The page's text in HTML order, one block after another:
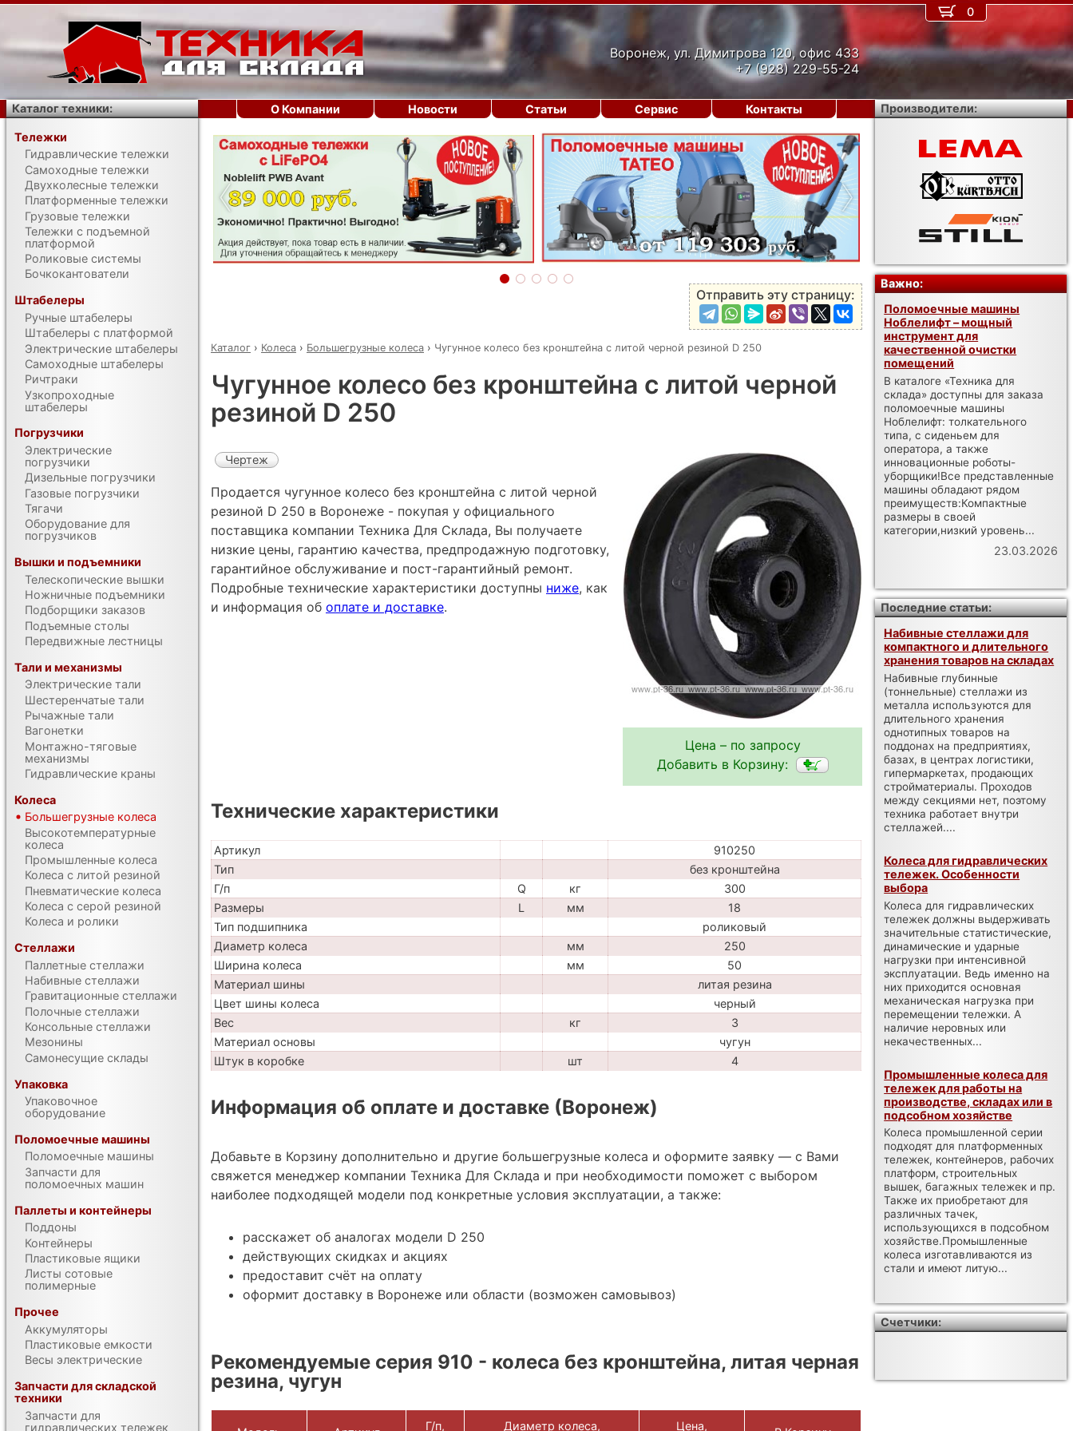
Воронеж, ул. Димитрова 120, офис 433
+7 (928) 229-55-24
‹ ›
Отправить эту страницу:
Каталог › Колеса › Большегрузные колеса › Чугунное колесо без кронштейна с литой черной резиной D 250
Чугунное колесо без кронштейна с литой черной
резиной D 250
Цена – по запросу
Добавить в Корзину:
Чертеж
Продается чугунное колесо без кронштейна с литой черной
резиной D 250 в Воронеже - покупая у официального
поставщика компании Техника Для Склада, Вы получаете
низкие цены, гарантию качества, предпродажную подготовку,
гарантийное обслуживание и пост-гарантийный ремонт.
Подробные технические характеристики доступны ниже, как
и информация об оплате и доставке.
Технические характеристики
Артикул
910250
Тип
без кронштейна
Г/п
Q кг
300
Размеры
L мм
18
Тип подшипника
роликовый
Диаметр колеса
мм
250
Ширина колеса
мм
50
Материал шины
литая резина
Цвет шины колеса
черный
Вес
кг
3
Материал основы
чугун
Штук в коробке
шт 4
Информация об оплате и доставке (Воронеж)
Добавьте в Корзину дополнительно и другие большегрузные колеса и оформите заявку — с Вами
свяжется менеджер компании Техника Для Склада и при необходимости поможет с выбором
наиболее подходящей модели под конкретные условия эксплуатации, а также:
расскажет об аналогах модели D 250
действующих скидках и акциях
предоставит счёт на оплату
оформит доставку в Воронеже или области (возможен самовывоз)
Рекомендуемые серия 910 - колеса без кронштейна, литая черная
резина, чугун
Г/п, Диаметр колеса, Цена,
0
О Компании Новости Статьи Сервис Контакты
Каталог техники:
Тележки
Гидравлические тележки
Самоходные тележки
Двухколесные тележки
Платформенные тележки
Грузовые тележки
Тележки с подъемной
платформой
Роликовые системы
Бочкокантователи
Штабелеры
Ручные штабелеры
Штабелеры с платформой
Электрические штабелеры
Самоходные штабелеры
Ричтраки
Узкопроходные
штабелеры
Погрузчики
Электрические
погрузчики
Дизельные погрузчики
Газовые погрузчики
Тягачи
Оборудование для
погрузчиков
Вышки и подъемники
Телескопические вышки
Ножничные подъемники
Подборщики заказов
Подъемные столы
Передвижные лестницы
Тали и механизмы
Электрические тали
Шестеренчатые тали
Рычажные тали
Вагонетки
Монтажно-тяговые
механизмы
Гидравлические краны
Колеса
Большегрузные колеса
Высокотемпературные
колеса
Промышленные колеса
Колеса с литой резиной
Пневматические колеса
Колеса с серой резиной
Колеса и ролики
Стеллажи
Паллетные стеллажи
Набивные стеллажи
Гравитационные стеллажи
Полочные стеллажи
Консольные стеллажи
Мезонины
Самонесущие склады
Упаковка
Упаковочное
оборудование
Поломоечные машины
Поломоечные машины
Запчасти для
поломоечных машин
Паллеты и контейнеры
Поддоны
Контейнеры
Пластиковые ящики
Листы сотовые
полимерные
Прочее
Аккумуляторы
Пластиковые емкости
Весы электрические
Запчасти для складской
техники
Запчасти для
гидравлических тележек
Производители:
Важно:
Поломоечные машины
Ноблелифт – мощный
инструмент для
качественной очистки
помещений
В каталоге «Техника для
склада» доступны для заказа
поломоечные машины
Ноблелифт: толкательного
типа, с сиденьем для
оператора, а также
инновационные роботы-
уборщики!Все представленные
машины обладают рядом
преимуществ:Компактные
размеры в своей
категории,низкий уровень...
23.03.2026
Последние статьи:
Набивные стеллажи для
компактного и длительного
хранения товаров на складах
Набивные глубинные
(тоннельные) стеллажи из
металла используются для
длительного хранения
однотипных товаров на
поддонах на предприятиях,
базах, в центрах логистики,
гипермаркетах, продающих
стройматериалы. Проходов
между секциями нет, поэтому
техника работает внутри
стеллажей....
Колеса для гидравлических
тележек. Особенности
выбора
Колеса для гидравлических
тележек должны выдерживать
значительные статистические,
динамические и ударные
нагрузки при интенсивной
эксплуатации. Ведь именно на
них приходится основная
механическая нагрузка при
перемещении тележки. А
наличие неровных или
некачественных...
Промышленные колеса для
тележек для работы на
производстве, складах или в
подсобном хозяйстве
Колеса промышленной серии
подходят для платформенных
тележек, контейнеров, рабочих
платформ, строительных
вышек, багажных тележек и пр.
Также их приобретают для
различных тачек,
использующихся в подсобном
хозяйстве.Промышленные
колеса изготавливаются из
стали и имеют литую...
Счетчики: